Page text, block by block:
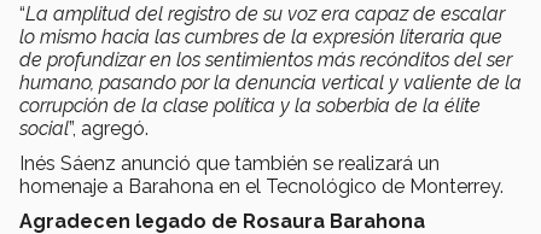
“La amplitud del registro de su voz era capaz de escalar
lo mismo hacia las cumbres de la expresión literaria que
de profundizar en los sentimientos más recónditos del ser
humano, pasando por la denuncia vertical y valiente de la
corrupción de la clase política y la soberbia de la élite
social”, agregó.
Inés Sáenz anunció que también se realizará un
homenaje a Barahona en el Tecnológico de Monterrey.
Agradecen legado de Rosaura Barahona